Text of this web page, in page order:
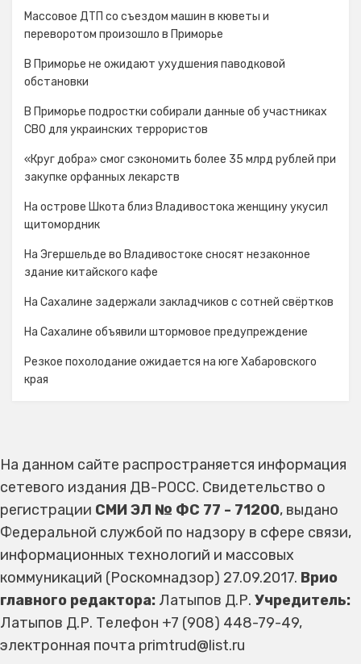
Массовое ДТП со съездом машин в кюветы и
переворотом произошло в Приморье
В Приморье не ожидают ухудшения паводковой
обстановки
В Приморье подростки собирали данные об участниках
СВО для украинских террористов
«Круг добра» смог сэкономить более 35 млрд рублей при
закупке орфанных лекарств
На острове Шкота близ Владивостока женщину укусил
щитомордник
На Эгершельде во Владивостоке сносят незаконное
здание китайского кафе
На Сахалине задержали закладчиков с сотней свёртков
На Сахалине объявили штормовое предупреждение
Резкое похолодание ожидается на юге Хабаровского
края
На данном сайте распространяется информация
сетевого издания ДВ-РОСС. Свидетельство о
регистрации СМИ ЭЛ № ФС 77 - 71200, выдано
Федеральной службой по надзору в сфере связи,
информационных технологий и массовых
коммуникаций (Роскомнадзор) 27.09.2017. Врио
главного редактора: Латыпов Д.Р. Учредитель:
Латыпов Д.Р. Телефон +7 (908) 448-79-49,
электронная почта primtrud@list.ru